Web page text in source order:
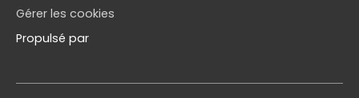
Gérer les cookies
Propulsé par